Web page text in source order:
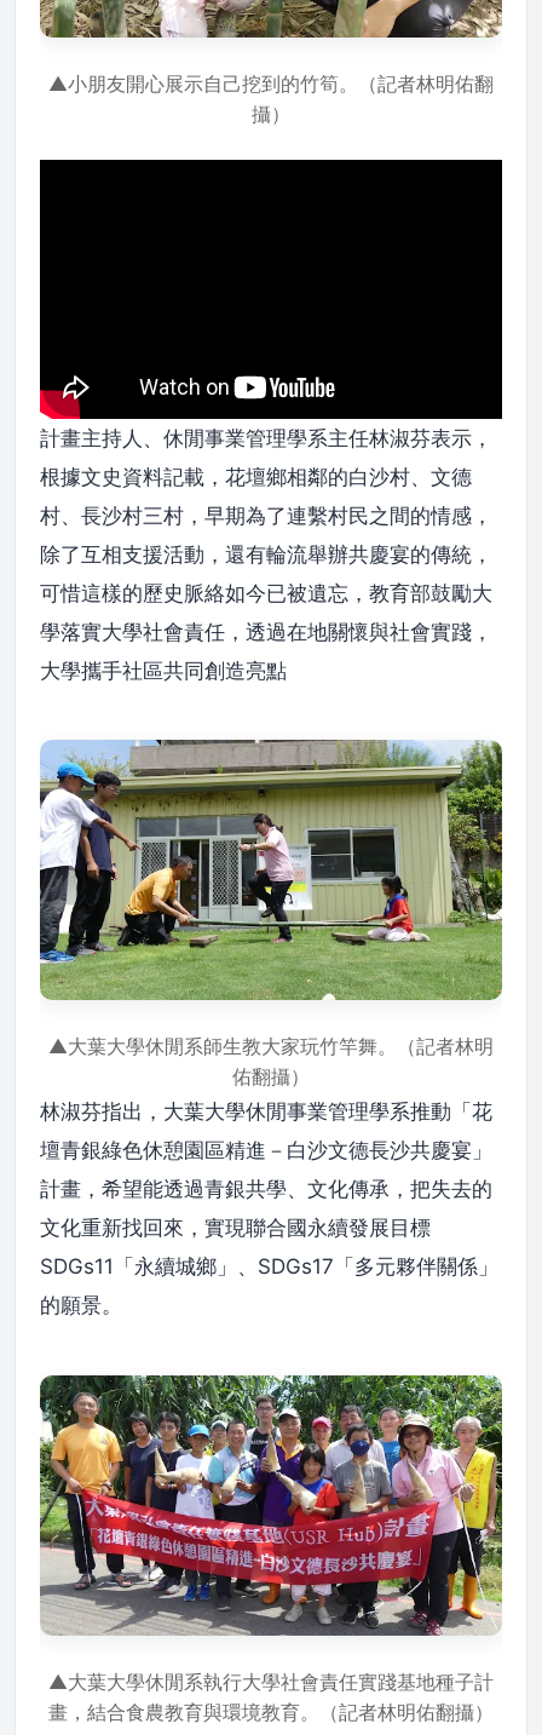
▲小朋友開心展示自己挖到的竹筍。（記者林明佑翻
攝）
計畫主持人、休閒事業管理學系主任林淑芬表示，
根據文史資料記載，花壇鄉相鄰的白沙村、文德
村、長沙村三村，早期為了連繫村民之間的情感，
除了互相支援活動，還有輪流舉辦共慶宴的傳統，
可惜這樣的歷史脈絡如今已被遺忘，教育部鼓勵大
學落實大學社會責任，透過在地關懷與社會實踐，
大學攜手社區共同創造亮點
▲大葉大學休閒系師生教大家玩竹竿舞。（記者林明
佑翻攝）
林淑芬指出，大葉大學休閒事業管理學系推動「花
壇青銀綠色休憩園區精進－白沙文德長沙共慶宴」
計畫，希望能透過青銀共學、文化傳承，把失去的
文化重新找回來，實現聯合國永續發展目標
SDGs11「永續城鄉」、SDGs17「多元夥伴關係」
的願景。
▲大葉大學休閒系執行大學社會責任實踐基地種子計
畫，結合食農教育與環境教育。（記者林明佑翻攝）